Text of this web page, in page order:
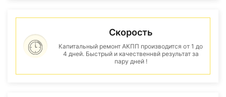
Скорость
Капитальный ремонт АКПП производится от 1 до
4 дней. Быстрый и качественнвй результат за
пару дней !